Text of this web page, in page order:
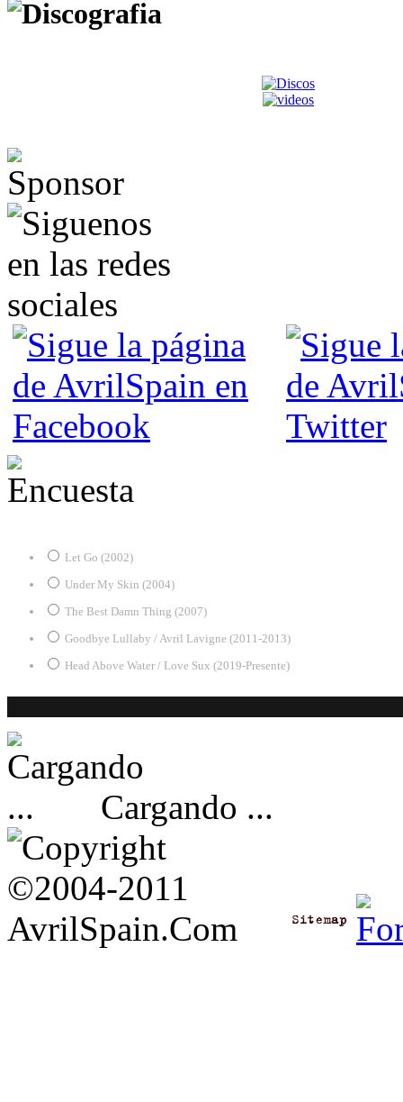
Let Go (2002)
Under My Skin (2004)
The Best Damn Thing (2007)
Goodbye Lullaby / Avril Lavigne (2011-2013)
Head Above Water / Love Sux (2019-Presente)
Cargando ...